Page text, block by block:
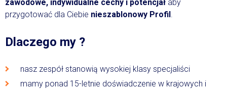
zawodowe, indywidualne cechy i potencjał aby
przygotować dla Ciebie nieszablonowy Profil
Dlaczego my ?
nasz zespół stanowią wysokiej klasy specjaliści
mamy ponad 15-letnie doświadczenie w krajowych i